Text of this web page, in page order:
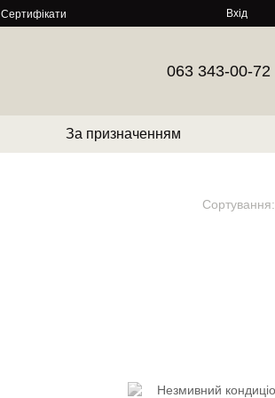
Сертифікати Вхід
063 343-00-72
За призначенням
Сортування: